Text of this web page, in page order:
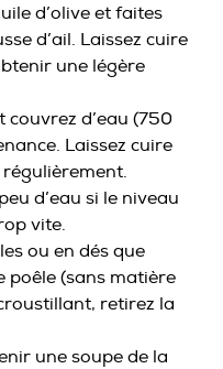
d’olive et faites
d’ail. Laissez cuire
une légère
d’eau (750
Laissez cuire
d’eau si le niveau
vite.
ou en dés que
poêle (sans matière
retirez la
une soupe de la